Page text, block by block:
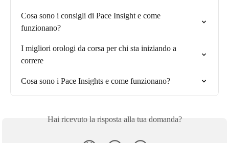
Cosa sono i consigli di Pace Insight e come
funzionano?
I migliori orologi da corsa per chi sta iniziando a
correre
Cosa sono i Pace Insights e come funzionano?
Hai ricevuto la risposta alla tua domanda?